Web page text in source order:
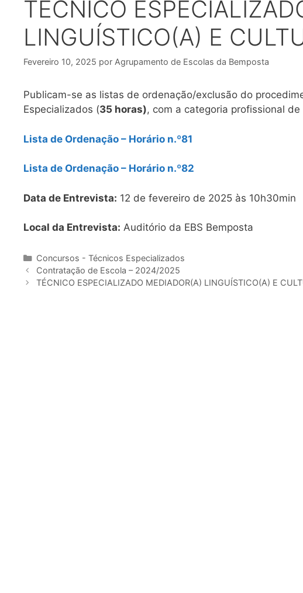
TÉCNICO
LINGUÍSTICO(A) E
Fevereiro 10, 2025 por Agrupamento de Escolas da Bemposta
Publicam-se as listas de ordenação/exclusão do
Especializados (35 horas), com a categoria profissional de
Lista de Ordenação – Horário n.º81
Lista de Ordenação – Horário n.º82
Data de Entrevista: 12 de fevereiro de 2025 às 10h30min
Local da Entrevista: Auditório da EBS Bemposta
Categorias
Concursos - Técnicos Especializados
Contratação de Escola – 2024/2025
TÉCNICO ESPECIALIZADO MEDIADOR(A) LINGUÍSTICO(A) E